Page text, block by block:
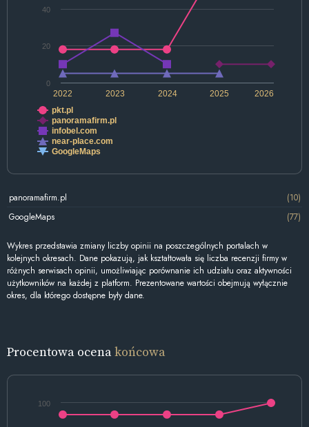
2022 2024 2026
2023 2025
0
20
40
pkt.pl
panoramafirm.pl
infobel.com
near-place.com
GoogleMaps
panoramafirm.pl
(10)
GoogleMaps
(77)
Wykres przedstawia zmiany liczby opinii na poszczególnych portalach w
kolejnych okresach. Dane pokazują, jak kształtowała się liczba recenzji firmy w
różnych serwisach opinii, umożliwiając porównanie ich udziału oraz aktywności
użytkowników na każdej z platform. Prezentowane wartości obejmują wyłącznie
okres, dla którego dostępne były dane.
Procentowa ocenakońcowa
100